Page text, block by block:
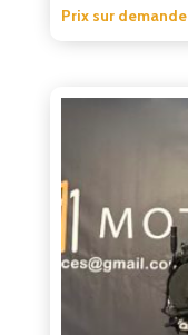
Prix sur demande